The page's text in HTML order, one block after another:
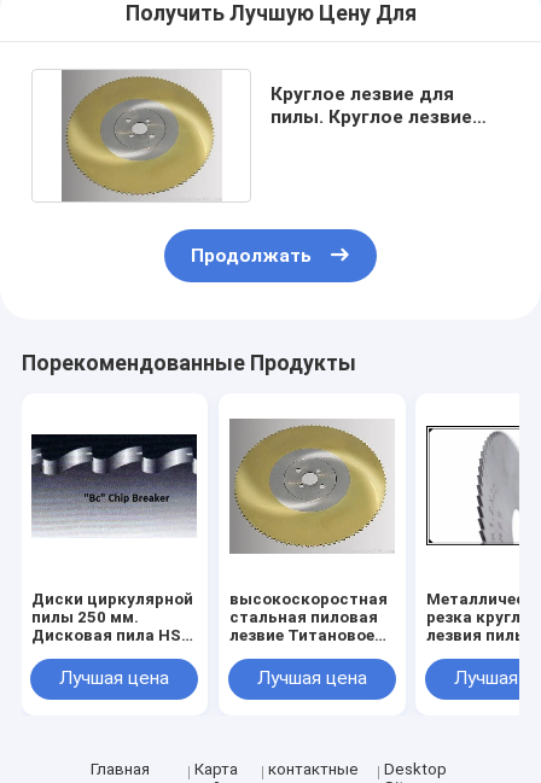
Получить Лучшую Цену Для
Круглое лезвие для
пилы. Круглое лезвие
Продолжать
Порекомендованные Продукты
Диски циркулярной
пилы 250 мм.
Дисковая пила HSS
диаметром от 175
мм до 550 мм
Лучшая цена
высокоскоростная
стальная пиловая
лезвие Титановое
нитридное
покрытие HSS
Лучшая цена
резка круглой
лезвия пилы
HSS Круглой
пилы
лезвии пилы
Лучшая
Главная
Карта
контактные
Desktop